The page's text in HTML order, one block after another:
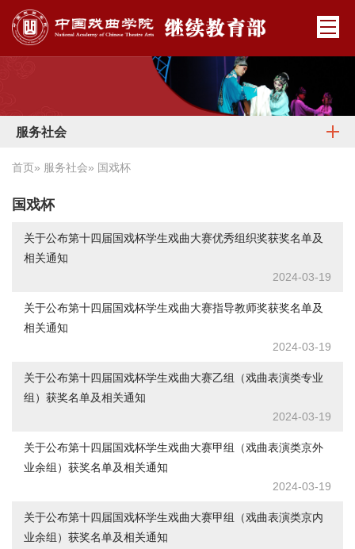
服务社会
首页» 服务社会» 国戏杯
国戏杯
关于公布第十四届国戏杯学生戏曲大赛优秀组织奖获奖名单及
相关通知
2024-03-19
关于公布第十四届国戏杯学生戏曲大赛指导教师奖获奖名单及
相关通知
2024-03-19
关于公布第十四届国戏杯学生戏曲大赛乙组（戏曲表演类专业
组）获奖名单及相关通知
2024-03-19
关于公布第十四届国戏杯学生戏曲大赛甲组（戏曲表演类京外
业余组）获奖名单及相关通知
2024-03-19
关于公布第十四届国戏杯学生戏曲大赛甲组（戏曲表演类京内
业余组）获奖名单及相关通知